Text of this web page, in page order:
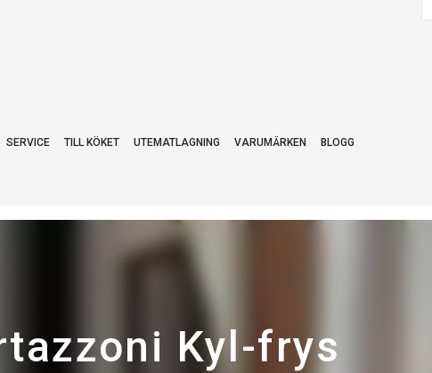
SERVICE TILL KÖKET UTEMATLAGNING VARUMÄRKEN BLOGG
Kyl-frys